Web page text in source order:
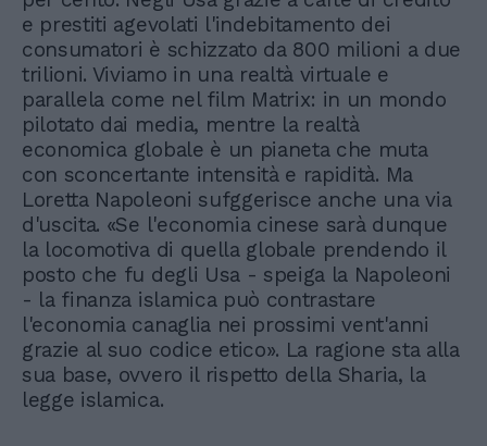
e prestiti agevolati l'indebitamento dei
consumatori è schizzato da 800 milioni a due
trilioni. Viviamo in una realtà virtuale e
parallela come nel film Matrix: in un mondo
pilotato dai media, mentre la realtà
economica globale è un pianeta che muta
con sconcertante intensità e rapidità. Ma
Loretta Napoleoni sufggerisce anche una via
d'uscita. «Se l'economia cinese sarà dunque
la locomotiva di quella globale prendendo il
posto che fu degli Usa - speiga la Napoleoni
- la finanza islamica può contrastare
l'economia canaglia nei prossimi vent'anni
grazie al suo codice etico». La ragione sta alla
sua base, ovvero il rispetto della Sharia, la
legge islamica.